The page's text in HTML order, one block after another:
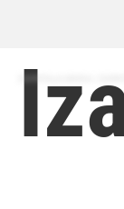
ZAPATILLA MODA |